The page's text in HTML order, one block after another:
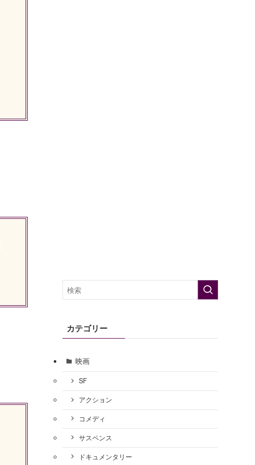
カテゴリー
映画
SF
アクション
コメディ
サスペンス
ドキュメンタリー